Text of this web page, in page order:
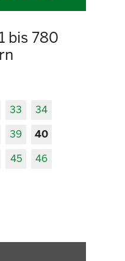
bis 780
33
34
39
40
45
46